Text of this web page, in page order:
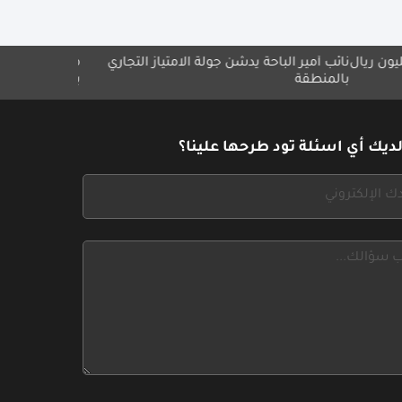
الباحة يدشّن جولة الامتياز التجاري
مجموعة ميلاف تطلق مبادرة
أي اسئلة تود طرحها علينا؟